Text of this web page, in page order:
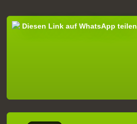
Diesen Link auf WhatsApp teilen